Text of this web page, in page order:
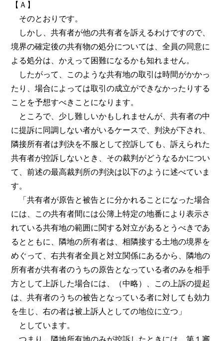
【Ａ】
そのとおりです。
しかし、共有者が他の共有者を訴えるわけですので、
境界の確定後の共有物の処分については、全員の同意に
よる処分は、かえって困難になるかも知れません。
したがって、このような共有地の取引は時間がかかっ
たり、場合によっては取引の成立ができなかったりする
ことを予想すべきことになります。
ところで、少し難しいかもしれませんが、共有者の中
に提訴に同調しない者がいるケースで、判決が下され、
隣接所有者は判決を不服として控訴しても、訴えられた
共有者が控訴しないとき、その裁判がどうなるかについ
て、前述の最高裁判所の判決は以下のように述べていま
す。
「共有者が原告と被告とに分かれることになった場合
には、この共有者間には公簿上特定の地番により表示さ
れている共有地の範囲に関する対立があるとうべきであ
るとともに、隣地の所有者は、相隣接する土地の境界を
めぐって、右共有者全員と対立関係にあるから、隣地の
所有者が共有者のうちの原告となっている者のみを相手
方として上訴した場合には、（中略）、この上訴の提起
は、共有者のうちの被告となっている者に対しても効力
を生じ、右の者は被上訴人としての地位に立つ」
としています。